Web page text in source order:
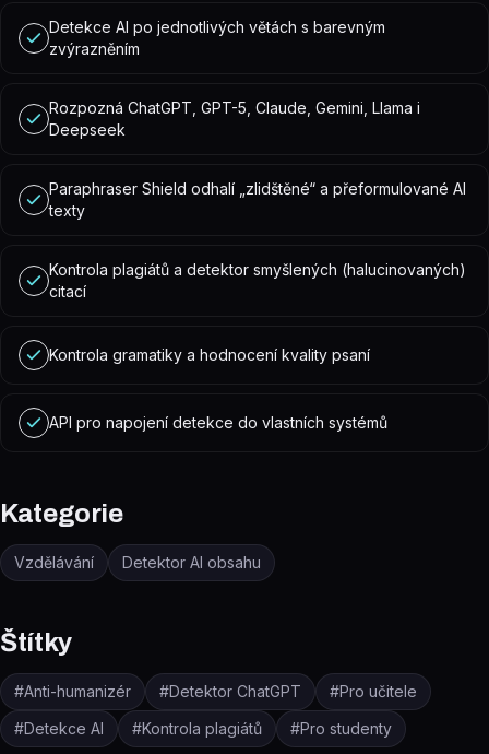
Detekce AI po jednotlivých větách s barevným
zvýrazněním
Rozpozná ChatGPT, GPT-5, Claude, Gemini, Llama i
Deepseek
Paraphraser Shield odhalí „zlidštěné“ a přeformulované AI
texty
Kontrola plagiátů a detektor smyšlených (halucinovaných)
citací
Kontrola gramatiky a hodnocení kvality psaní
API pro napojení detekce do vlastních systémů
Kategorie
Vzdělávání Detektor AI obsahu
Štítky
#Anti-humanizér #Detektor ChatGPT #Pro učitele
#Detekce AI #Kontrola plagiátů #Pro studenty